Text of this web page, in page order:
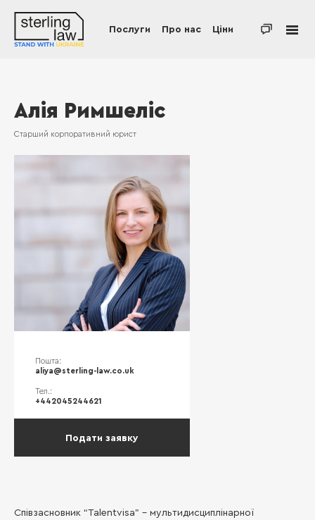
Послуги Про нас Ціни
Алія Римшеліс
Старший корпоративний юрист
Пошта:
aliya@sterling-law.co.uk
Тел.:
+442045244621
Подати заявку
Співзасновник “Talentvisa” – мультидисциплінарної